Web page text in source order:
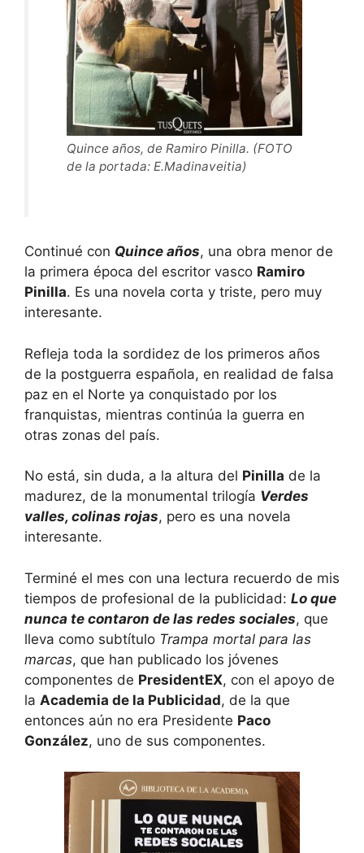
Quince años, de Ramiro Pinilla. (FOTO
de la portada: E.Madinaveitia)
Continué con Quince años, una obra menor de
la primera época del escritor vasco Ramiro
Pinilla. Es una novela corta y triste, pero muy
interesante.
Refleja toda la sordidez de los primeros años
de la postguerra española, en realidad de falsa
paz en el Norte ya conquistado por los
franquistas, mientras continúa la guerra en
otras zonas del país.
No está, sin duda, a la altura del Pinilla de la
madurez, de la monumental trilogía Verdes
valles, colinas rojas, pero es una novela
interesante.
Terminé el mes con una lectura recuerdo de mis
tiempos de profesional de la publicidad: Lo que
nunca te contaron de las redes sociales, que
lleva como subtítulo Trampa mortal para las
marcas, que han publicado los jóvenes
componentes de PresidentEX, con el apoyo de
la Academia de la Publicidad, de la que
entonces aún no era Presidente Paco
González, uno de sus componentes.